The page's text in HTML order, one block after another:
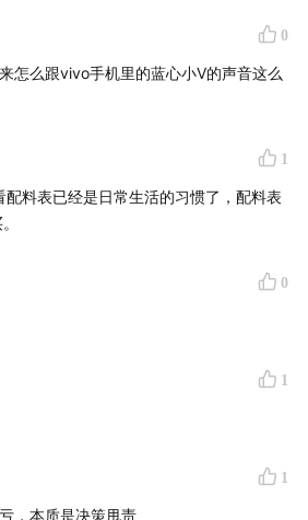
0
怎么跟vivo手机里的蓝心小V的声音这么
1
配料表已经是日常生活的习惯了，配料表
0
1
1
，本质是决策甩责